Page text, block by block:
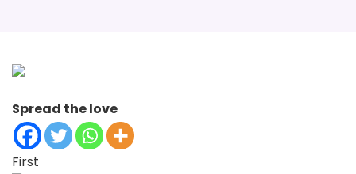
Spread the love
First